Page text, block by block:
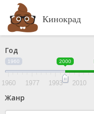
Кинокрад
Год
1960 2000
1960 1977 1993 2010
Жанр